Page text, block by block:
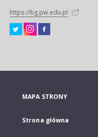
https://bg.pw.edu.pl
MAPA STRONY
Strona główna